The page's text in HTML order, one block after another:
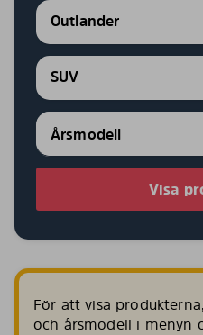
Outlander
SUV
Visa
För att visa
och årsmodell i menyn